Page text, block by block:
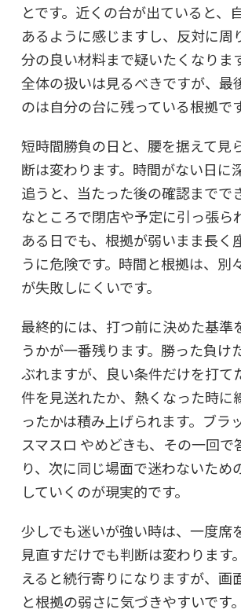
とです。近くの台が出ていると、
あるように感じますし、反対に周
分の良い材料まで疑いたくなりま
全体の扱いは見るべきですが、最
のは自分の台に残っている根拠です
短時間勝負の日と、腰を据えて見
断は変わります。時間がない日に
追うと、当たった後の確認までで
なところで閉店や予定に引っ張ら
ある日でも、根拠が弱いまま長く
うに危険です。時間と根拠は、別
が失敗しにくいです。
最終的には、打つ前に決めた基準
うかが一番残ります。勝った負け
ぶれますが、良い条件だけを打て
件を見送れたか、熱くなった時に
ったかは積み上げられます。ブラ
スマスロ やめどきも、その一回で
り、次に同じ場面で迷わないため
していくのが現実的です。
少しでも迷いが強い時は、一度席
見直すだけでも判断は変わります
えると続行寄りになりますが、画
と根拠の弱さに気づきやすいです。